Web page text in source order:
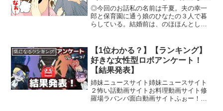
ぁ…」すると…【スカッとする
話】
◎今回のお話私の名前は千夏。夫の幸一
郎と保育園に通う娘のひなたの３人で暮
らしている。結婚前は、のほほんとした
れてから、幸一郎の様子に少しずつ違和
感を持ち始めたのである。...
気になるランキング
【1位わかる？】【ランキング】
好きな女性型ロボアンケート！
【結果発表】
姉妹ニュースサイト姉妹ニュースサイト
２怖い話動画サイトお料理動画サイト修
羅場ラバンバ面白動画サイトふぉー！？